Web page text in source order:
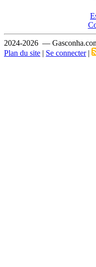
2024-2026 —
Plan du site | Se connecter|